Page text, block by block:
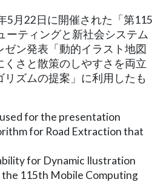
5月22日に開催された「第115
ーティングと新社会システム
ン発表「動的イラスト地図
くさと散策のしやすさを両立
ズムの提案」に利用したも
for the presentation
for Road Extraction that
for Dynamic Ilustration
the 115th Mobile Computing